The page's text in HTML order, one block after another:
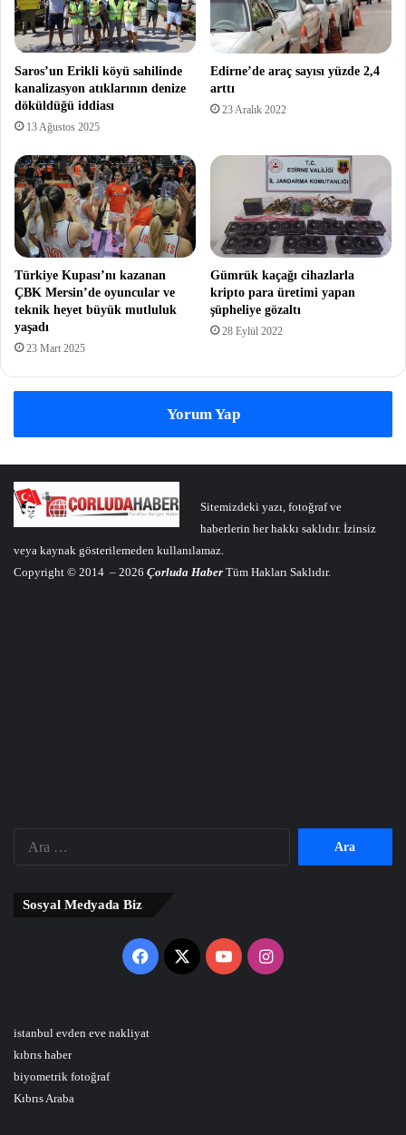
Saros’un Erikli köyü sahilinde
kanalizasyon atıklarının denize
döküldüğü iddiası
13 Ağustos 2025
Edirne’de araç sayısı yüzde 2,4
arttı
23 Aralık 2022
Türkiye Kupası’nı kazanan
ÇBK Mersin’de oyuncular ve
teknik heyet büyük mutluluk
yaşadı
23 Mart 2025
Gümrük kaçağı cihazlarla
kripto para üretimi yapan
şüpheliye gözaltı
28 Eylül 2022
Yorum Yap
Sitemizdeki yazı, fotoğraf ve
haberlerin her hakkı saklıdır. İzinsiz
veya kaynak gösterilemeden kullanılamaz.
Copyright © 2014 – 2026 Çorluda Haber Tüm Hakları Saklıdır.
Sosyal Medyada Biz
Facebook
X YouTubeInstagram
istanbul evden eve nakliyat
kıbrıs haber
biyometrik fotoğraf
Kıbrıs Araba